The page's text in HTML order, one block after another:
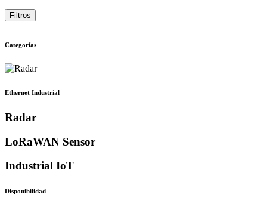
Filtros
Categorías
Ethernet Industrial
Radar
LoRaWAN Sensor
Industrial IoT
Disponibilidad